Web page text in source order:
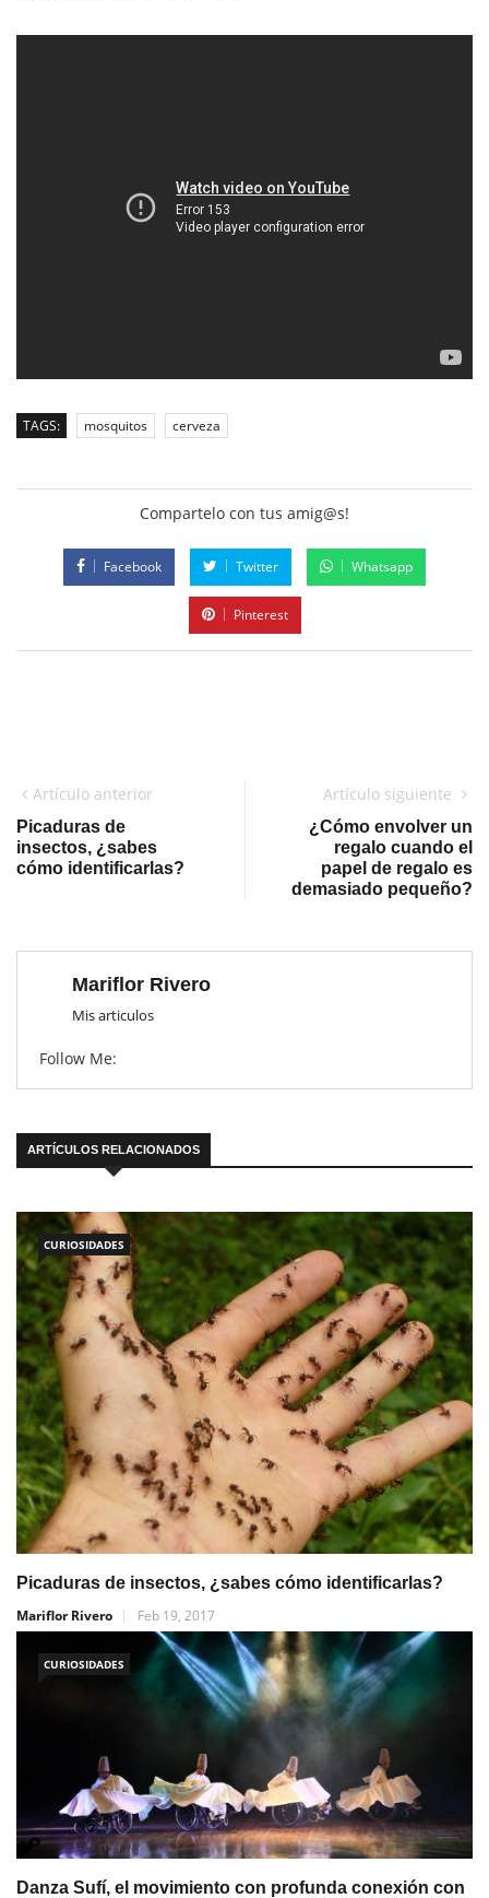
TAGS: mosquitos cerveza
Compartelo con tus amig@s!
Facebook Twitter Whatsapp
Pinterest
Artículo anterior
Picaduras de
insectos, ¿sabes
cómo identificarlas?
Artículo siguiente
¿Cómo envolver un
regalo cuando el
papel de regalo es
demasiado pequeño?
Mariflor Rivero
Mis articulos
Follow Me:
ARTÍCULOS RELACIONADOS
CURIOSIDADES
Picaduras de insectos, ¿sabes cómo identificarlas?
Mariflor Rivero
Feb 19, 2017
CURIOSIDADES
Danza Sufí, el movimiento con profunda conexión con